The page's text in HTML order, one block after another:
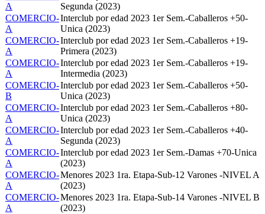
A
Segunda (2023)
COMERCIO-
A
Interclub por edad 2023 1er Sem.-Caballeros +50-
Unica (2023)
COMERCIO-
A
Interclub por edad 2023 1er Sem.-Caballeros +19-
Primera (2023)
COMERCIO-
A
Interclub por edad 2023 1er Sem.-Caballeros +19-
Intermedia (2023)
COMERCIO-
B
Interclub por edad 2023 1er Sem.-Caballeros +50-
Unica (2023)
COMERCIO-
A
Interclub por edad 2023 1er Sem.-Caballeros +80-
Unica (2023)
COMERCIO-
A
Interclub por edad 2023 1er Sem.-Caballeros +40-
Segunda (2023)
COMERCIO-
A
Interclub por edad 2023 1er Sem.-Damas +70-Unica
(2023)
COMERCIO-
A
Menores 2023 1ra. Etapa-Sub-12 Varones -NIVEL A
(2023)
COMERCIO-
A
Menores 2023 1ra. Etapa-Sub-14 Varones -NIVEL B
(2023)